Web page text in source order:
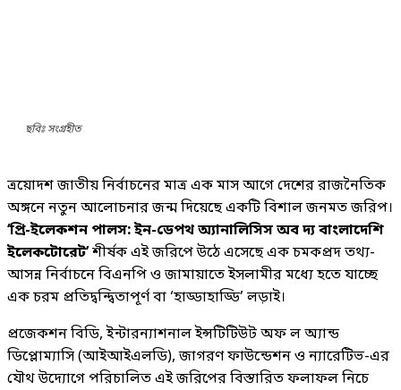
ছবিঃ সংগ্রহীত
ত্রয়োদশ জাতীয় নির্বাচনের মাত্র এক মাস আগে দেশের রাজনৈতিক
অঙ্গনে নতুন আলোচনার জন্ম দিয়েছে একটি বিশাল জনমত জরিপ।
‘প্রি-ইলেকশন পালস: ইন-ডেপথ অ্যানালিসিস অব দ্য বাংলাদেশি
ইলেকটোরেট’শীর্ষক এই জরিপে উঠে এসেছে এক চমকপ্রদ তথ্য-
আসন্ন নির্বাচনে বিএনপি ও জামায়াতে ইসলামীর মধ্যে হতে যাচ্ছে
এক চরম প্রতিদ্বন্দ্বিতাপূর্ণ বা ‘হাড্ডাহাড্ডি’ লড়াই।
প্রজেকশন বিডি, ইন্টারন্যাশনাল ইন্সটিটিউট অফ ল অ্যান্ড
ডিপ্লোম্যাসি (আইআইএলডি), জাগরণ ফাউন্ডেশন ও ন্যারেটিভ-এর
যৌথ উদ্যোগে পরিচালিত এই জরিপের বিস্তারিত ফলাফল নিচে